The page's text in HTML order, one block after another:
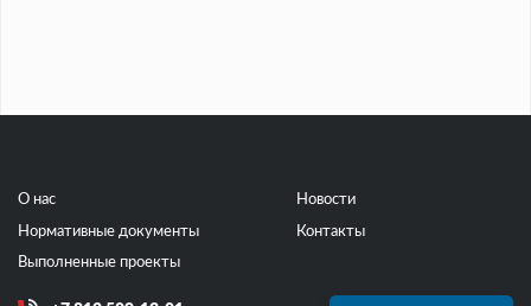
О нас
Нормативные документы
Выполненные проекты
Новости
Контакты